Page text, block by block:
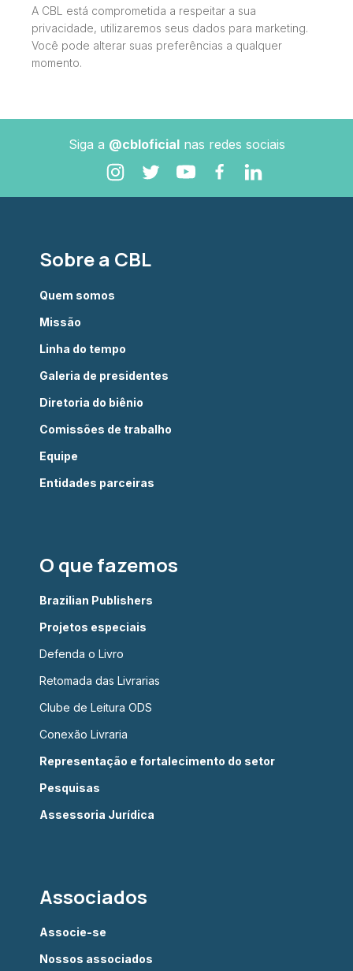
A CBL está comprometida a respeitar a sua
privacidade, utilizaremos seus dados para marketing.
Você pode alterar suas preferências a qualquer
momento.
Siga a @cbloficialnas redes sociais
Sobre a CBL
Quem somos
Missão
Linha do tempo
Galeria de presidentes
Diretoria do biênio
Comissões de trabalho
Equipe
Entidades parceiras
O que fazemos
Brazilian Publishers
Projetos especiais
Defenda o Livro
Retomada das Livrarias
Clube de Leitura ODS
Conexão Livraria
Representação e fortalecimento do setor
Pesquisas
Assessoria Jurídica
Associados
Associe-se
Nossos associados